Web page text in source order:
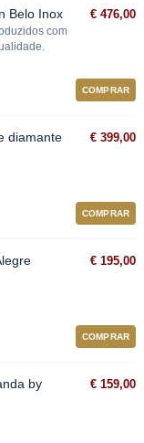
Belo Inox
com
€ 476,00
COMPRAR
diamante
€ 399,00
COMPRAR
€ 195,00
COMPRAR
by
€ 159,00